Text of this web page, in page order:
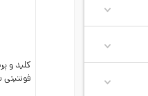
کلید و